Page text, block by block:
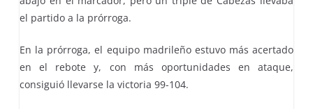
el partido a la prórroga.
En la prórroga, el equipo madrileño estuvo más acertado
en el rebote y, con más oportunidades en ataque,
consiguió llevarse la victoria 99-104.